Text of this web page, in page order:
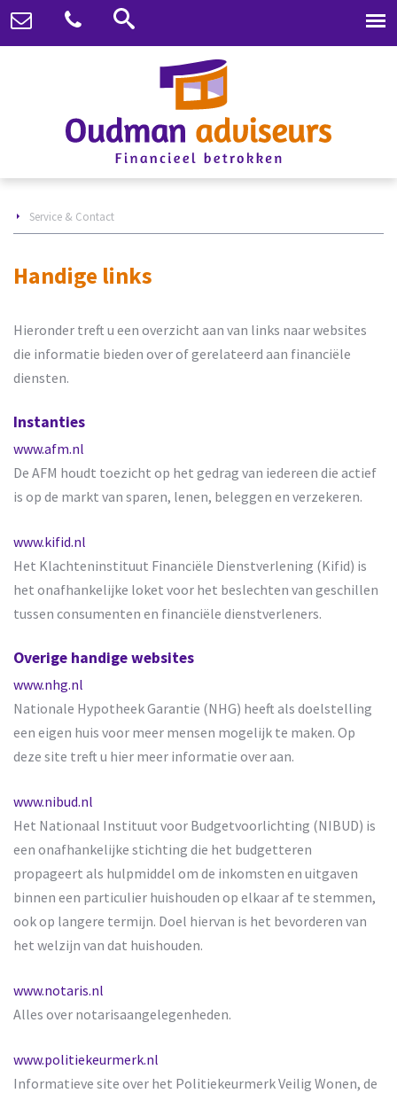
Service & Contact
Handige links
Hieronder treft u een overzicht aan van links naar websites
die informatie bieden over of gerelateerd aan financiële
diensten.
Instanties
www.afm.nl
De AFM houdt toezicht op het gedrag van iedereen die actief
is op de markt van sparen, lenen, beleggen en verzekeren.
www.kifid.nl
Het Klachteninstituut Financiële Dienstverlening (Kifid) is
het onafhankelijke loket voor het beslechten van geschillen
tussen consumenten en financiële dienstverleners.
Overige handige websites
www.nhg.nl
Nationale Hypotheek Garantie (NHG) heeft als doelstelling
een eigen huis voor meer mensen mogelijk te maken. Op
deze site treft u hier meer informatie over aan.
www.nibud.nl
Het Nationaal Instituut voor Budgetvoorlichting (NIBUD) is
een onafhankelijke stichting die het budgetteren
propageert als hulpmiddel om de inkomsten en uitgaven
binnen een particulier huishouden op elkaar af te stemmen,
ook op langere termijn. Doel hiervan is het bevorderen van
het welzijn van dat huishouden.
www.notaris.nl
Alles over notarisaangelegenheden.
www.politiekeurmerk.nl
Informatieve site over het Politiekeurmerk Veilig Wonen, de